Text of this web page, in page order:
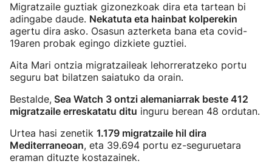
Migratzaile guztiak gizonezkoak dira eta tartean bi
adingabe daude. Nekatuta eta hainbat kolperekin
agertu dira asko. Osasun azterketa bana eta covid-
19aren probak egingo dizkiete guztiei.
Aita Mari ontzia migratzaileak lehorreratzeko portu
seguru bat bilatzen saiatuko da orain.
Bestalde, Sea Watch 3 ontzi alemaniarrak beste 412
migratzaile erreskatatu ditu inguru berean 48 ordutan.
Urtea hasi zenetik 1.179 migratzaile hil dira
Mediterraneoan, eta 39.694 portu ez-seguruetara
eraman dituzte kostazainek.